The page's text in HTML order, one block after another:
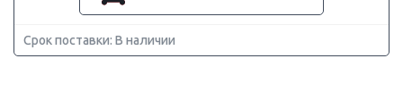
Срок поставки: В наличии